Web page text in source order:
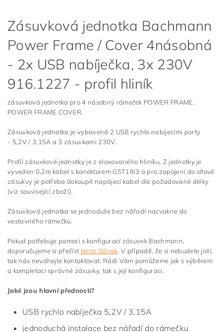
Zásuvková jednotka Bachmann
Power Frame / Cover 4násobná
- 2x USB nabíječka, 3x 230V
916.1227 - profil hliník
zásuvková jednotka pro 4 násobný rámeček POWER FRAME,
POWER FRAME COVER.
Zásuvková jednotka je vybavená 2 USB rychlo nabíjecími porty
- 5,2V / 3,15A a 3 zásuvkami 230V.
Profil zásuvkové jednotky je z eloxovaného hliníku. Z jednotky je
vyveden 0,2m kabel s konektorem GST18i3 a pro zapojení do síťové
zásukvy je potřeba dokoupit napájecí kabel dle požadované délky
(viz související zboží).
Zásuvková jednotka se jednoduše bez nářadí nacvakne do
vestavného rámečku.
Pokud potřebuje pomoci s konfigurací zásuvek Bachmann,
doporučujeme si přečíst tento článek . V případě, že si nebudete jistí,
tak nás neváhejte kontaktovat. Rádi Vám pomůžeme jak s výběrem
a kompletaci správné zásuvky, tak s její konfiguraci.
Jaké jsou hlavní přednosti?
USB rychlo nabíječka 5,2V / 3,15A
jednoduchá instalace bez nářadí do rámečku